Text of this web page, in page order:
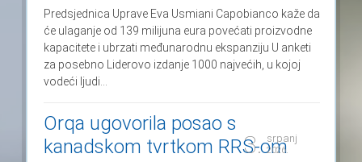
Predsjednica Uprave Eva Usmiani Capobianco kaže da
će ulaganje od 139 milijuna eura povećati proizvodne
kapacitete i ubrzati međunarodnu ekspanziju U anketi
za posebno Liderovo izdanje 1000 najvećih, u kojoj
vodeći ljudi...
3. srpanj
2026.
Orqa ugovorila posao s
kanadskom tvrtkom RRS-om